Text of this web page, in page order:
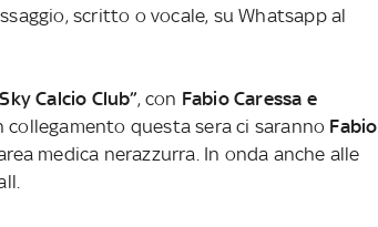
scritto o vocale, su Whatsapp al
Calcio Club”, con Fabio Caressa e
collegamento questa sera ci saranno Fabio
medica nerazzurra. In onda anche alle